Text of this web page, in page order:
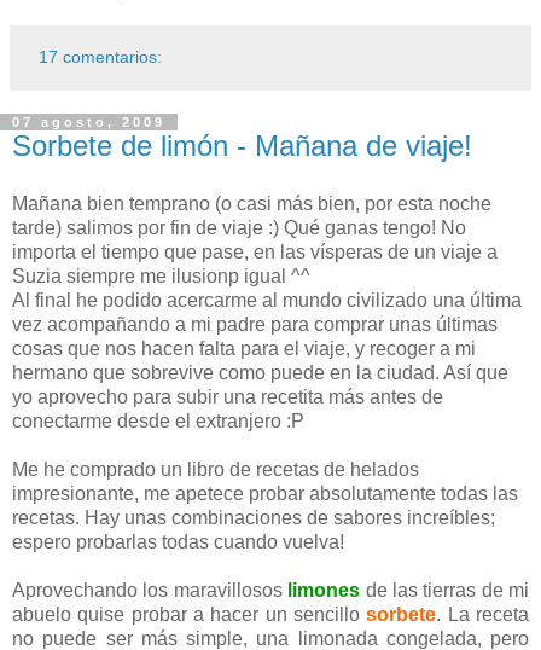
17 comentarios:
07 agosto, 2009
Sorbete de limón - Mañana de viaje!
Mañana bien temprano (o casi más bien, por esta noche
tarde) salimos por fin de viaje :) Qué ganas tengo! No
importa el tiempo que pase, en las vísperas de un viaje a
Suzia siempre me ilusionp igual ^^
Al final he podido acercarme al mundo civilizado una última
vez acompañando a mi padre para comprar unas últimas
cosas que nos hacen falta para el viaje, y recoger a mi
hermano que sobrevive como puede en la ciudad. Así que
yo aprovecho para subir una recetita más antes de
conectarme desde el extranjero :P
Me he comprado un libro de recetas de helados
impresionante, me apetece probar absolutamente todas las
recetas. Hay unas combinaciones de sabores increíbles;
espero probarlas todas cuando vuelva!
Aprovechando los maravillosos limones de las tierras de mi
abuelo quise probar a hacer un sencillosorbete. La receta
no puede ser más simple, una limonada congelada, pero